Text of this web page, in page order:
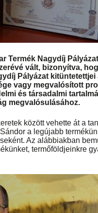
Termék Nagydíj
vált, bizonyítva,
Pályázat kitüntetettjei
vagy megvalósított
és társadalmi
megvalósulásához.
között vehette át a
a legújabb
Az alábbiakban
termőföldjeinkre